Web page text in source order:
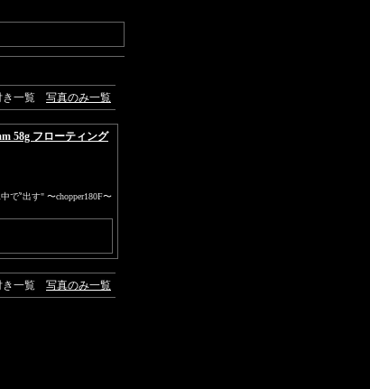
き一覧 写真のみ一覧
58g フローティング
で‶出す" 〜chopper180F〜
き一覧 写真のみ一覧